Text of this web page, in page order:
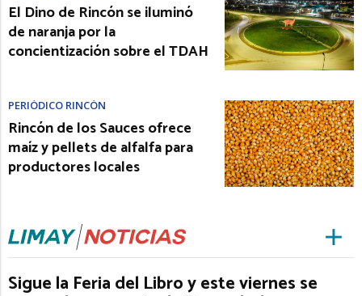
El Dino de Rincón se iluminó
de naranja por la
concientización sobre el TDAH
PERIÓDICO RINCÓN
Rincón de los Sauces ofrece
maíz y pellets de alfalfa para
productores locales
Sigue la Feria del Libro y este viernes se